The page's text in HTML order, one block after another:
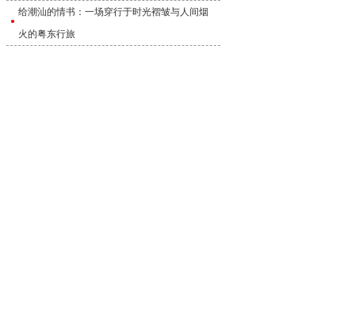
给潮汕的情书：一场穿行于时光褶皱与人间烟
火的粤东行旅